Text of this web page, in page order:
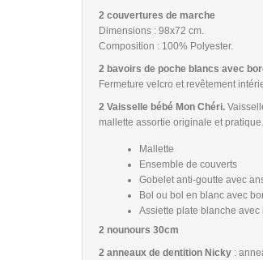
2 couvertures de marche
Dimensions : 98x72 cm.
Composition : 100% Polyester.
2 bavoirs de poche blancs avec
Fermeture velcro et revêtement
2 Vaisselle bébé Mon Chéri.
mallette assortie originale et
Mallette
Ensemble de couverts
Gobelet anti-goutte avec
Bol ou bol en blanc avec
Assiette plate blanche
2 nounours 30cm
2 anneaux de dentition Nicky: